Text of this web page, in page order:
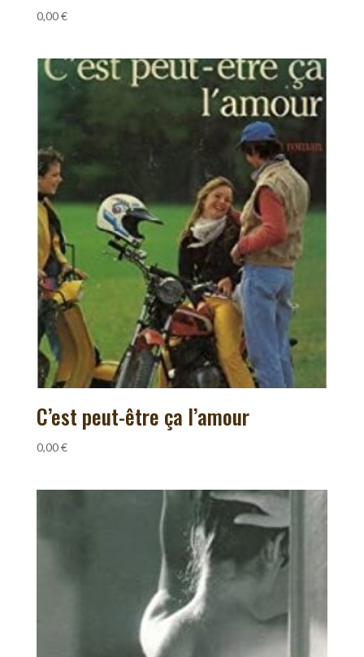
0,00€
C’est peut-être ça l’amour
0,00€